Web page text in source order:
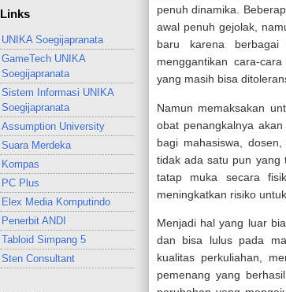
Links
UNIKA Soegijapranata
GameTech UNIKA
Soegijapranata
Sistem Informasi UNIKA
Soegijapranata
Assumption University
Suara Merdeka
Kompas
PC Plus
Elex Media Komputindo
Penerbit ANDI
Tabloid Simpang 5
Sten Consultant
penuh dinamika.
awal penuh gejolak,
baru karena
menggantikan cara-
yang masih bisa
Namun memaksakan
obat penangkalnya
bagi mahasiswa,
tidak ada satu pun yang
tatap muka secara
meningkatkan risiko
Menjadi hal yang luar
dan bisa lulus pada
kualitas perkuliahan,
pemenang yang